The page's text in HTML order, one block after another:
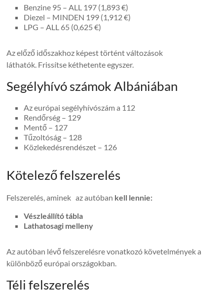
Benzine 95 – ALL 197 (1,893 €)
Diezel – MINDEN 199 (1,912 €)
LPG – ALL 65 (0,625 €)
Az előző időszakhoz képest történt változások
láthatók. Frissítse kéthetente egyszer.
Segélyhívó számok Albániában
Az európai segélyhívószám a 112
Rendőrség – 129
Mentő – 127
Tűzoltóság – 128
Közlekedésrendészet – 126
Kötelező felszerelés
Felszerelés, aminek az autóban kell lennie:
Vészleállító tábla
Lathatosagi melleny
Az autóban lévő felszerelésre vonatkozó követelmények a
különböző európai országokban.
Téli felszerelés